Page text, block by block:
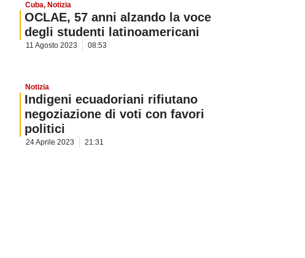
Cuba, Notizia
OCLAE, 57 anni alzando la voce
degli studenti latinoamericani
11 Agosto 2023 08:53
Notizia
Indigeni ecuadoriani rifiutano
negoziazione di voti con favori
politici
24 Aprile 2023 21:31